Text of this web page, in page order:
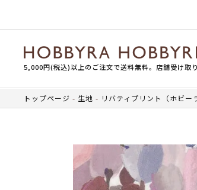
5,000円(税込)以上のご注文で送料無料。店舗受け取
トップページ 生地 リバティプリント（ホビー